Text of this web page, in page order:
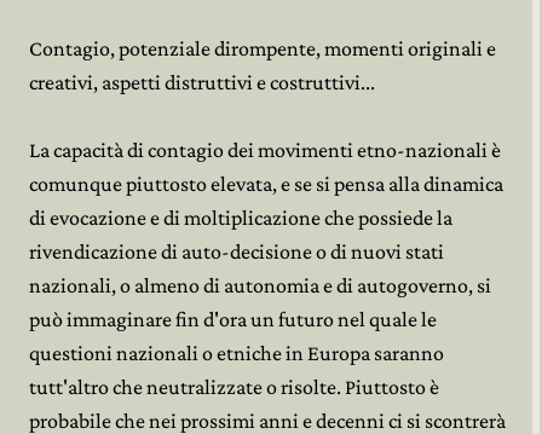
Contagio, potenziale dirompente, momenti originali e
creativi, aspetti distruttivi e costruttivi...
La capacità di contagio dei movimenti etno-nazionali è
comunque piuttosto elevata, e se si pensa alla dinamica
di evocazione e di moltiplicazione che possiede la
rivendicazione di auto-decisione o di nuovi stati
nazionali, o almeno di autonomia e di autogoverno, si
può immaginare fin d'ora un futuro nel quale le
questioni nazionali o etniche in Europa saranno
tutt'altro che neutralizzate o risolte. Piuttosto è
probabile che nei prossimi anni e decenni ci si scontrerà